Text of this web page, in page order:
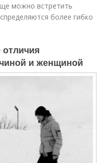
можно встретить
более гибко
и женщиной